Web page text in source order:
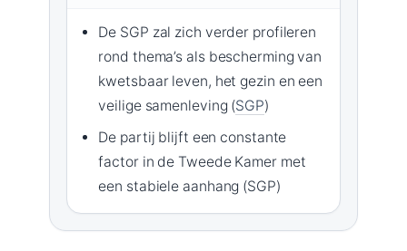
De SGP zal zich verder profileren
rond thema’s als bescherming van
kwetsbaar leven, het gezin en een
veilige samenleving (SGP)
De partij blijft een constante
factor in de Tweede Kamer met
een stabiele aanhang (SGP)